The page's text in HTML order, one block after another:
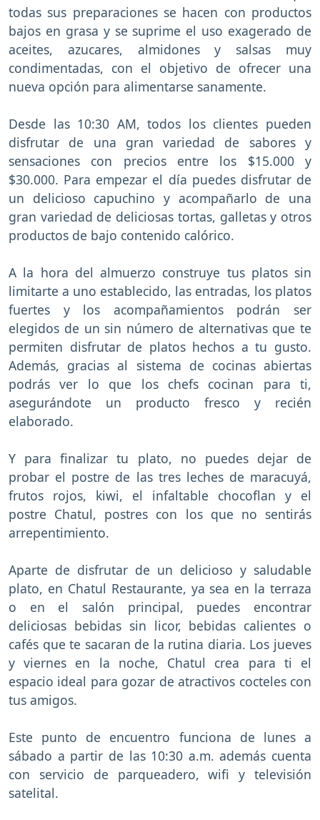
todas sus preparaciones se hacen con productos
bajos en grasa y se suprime el uso exagerado de
aceites, azucares, almidones y salsas muy
condimentadas, con el objetivo de ofrecer una
nueva opción para alimentarse sanamente.
Desde las 10:30 AM, todos los clientes pueden
disfrutar de una gran variedad de sabores y
sensaciones con precios entre los $15.000 y
$30.000. Para empezar el día puedes disfrutar de
un delicioso capuchino y acompañarlo de una
gran variedad de deliciosas tortas, galletas y otros
productos de bajo contenido calórico.
A la hora del almuerzo construye tus platos sin
limitarte a uno establecido, las entradas, los platos
fuertes y los acompañamientos podrán ser
elegidos de un sin número de alternativas que te
permiten disfrutar de platos hechos a tu gusto.
Además, gracias al sistema de cocinas abiertas
podrás ver lo que los chefs cocinan para ti,
asegurándote un producto fresco y recién
elaborado.
Y para finalizar tu plato, no puedes dejar de
probar el postre de las tres leches de maracuyá,
frutos rojos, kiwi, el infaltable chocoflan y el
postre Chatul, postres con los que no sentirás
arrepentimiento.
Aparte de disfrutar de un delicioso y saludable
plato, en Chatul Restaurante, ya sea en la terraza
o en el salón principal, puedes encontrar
deliciosas bebidas sin licor, bebidas calientes o
cafés que te sacaran de la rutina diaria. Los jueves
y viernes en la noche, Chatul crea para ti el
espacio ideal para gozar de atractivos cocteles con
tus amigos.
Este punto de encuentro funciona de lunes a
sábado a partir de las 10:30 a.m. además cuenta
con servicio de parqueadero, wifi y televisión
satelital.